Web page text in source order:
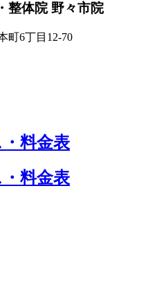
整体院 野々市院
町6丁目12-70
料金表
料金表